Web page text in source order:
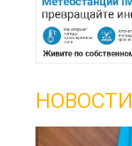
НОВОСТИ